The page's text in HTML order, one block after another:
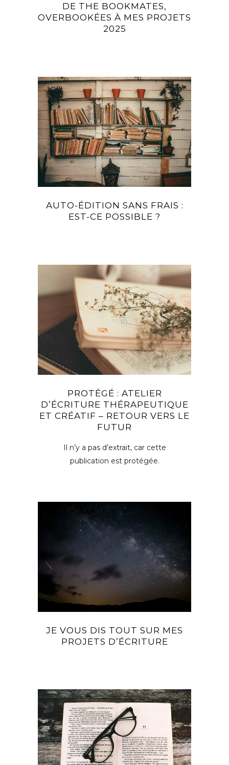
DE THE BOOKMATES,
OVERBOOKÉES À MES PROJETS
2025
AUTO-ÉDITION SANS FRAIS :
EST-CE POSSIBLE ?
PROTÉGÉ : ATELIER
D’ÉCRITURE THÉRAPEUTIQUE
ET CRÉATIF – RETOUR VERS LE
FUTUR
Il n’y a pas d’extrait, car cette
publication est protégée.
JE VOUS DIS TOUT SUR MES
PROJETS D’ÉCRITURE